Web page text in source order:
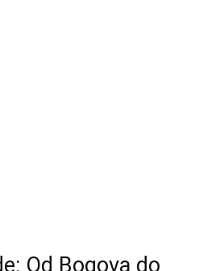
Od Bogova do